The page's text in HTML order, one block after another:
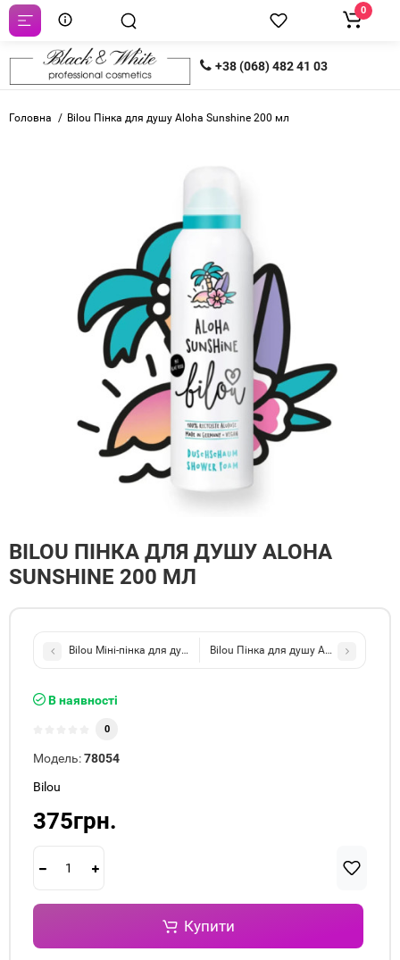
+38 (068) 482 41 03
0
Головна Bilou Пінка для душу Aloha Sunshine 200 мл
BILOU ПІНКА ДЛЯ ДУШУ ALOHA
SUNSHINE 200 МЛ
Bilou Міні-пінка для душу Happy Summer 50 мл
Bilou Пінка для душу Apricot Flower
В наявності
0
Модель:78054
Bilou
375грн.
Купити